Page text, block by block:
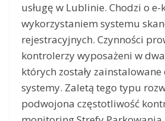
usługę w Lublinie. Chodzi o
wykorzystaniem systemu
rejestracyjnych. Czynności
kontrolerzy wyposażeni w
których zostały
systemy. Zaletą tego typu
podwojona częstotliwość